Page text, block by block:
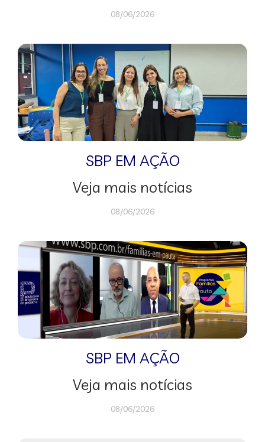
08/06/2026
SBP EM AÇÃO
Veja mais notícias
08/06/2026
SBP EM AÇÃO
Veja mais notícias
08/06/2026